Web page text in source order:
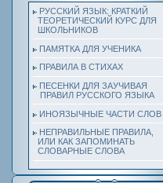
РУССКИЙ ЯЗЫК: КРАТКИЙ
ТЕОРЕТИЧЕСКИЙ КУРС ДЛЯ
ШКОЛЬНИКОВ
ПАМЯТКА ДЛЯ УЧЕНИКА
ПРАВИЛА В СТИХАХ
ПЕСЕНКИ ДЛЯ ЗАУЧИВАЯ
ПРАВИЛ РУССКОГО ЯЗЫКА
ИНОЯЗЫЧНЫЕ ЧАСТИ СЛОВ
НЕПРАВИЛЬНЫЕ ПРАВИЛА,
ИЛИ КАК ЗАПОМИНАТЬ
СЛОВАРНЫЕ СЛОВА